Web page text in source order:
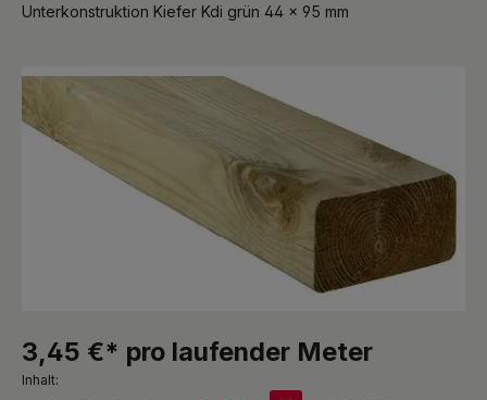
Unterkonstruktion Kiefer Kdi grün 44 x 95 mm
Bildergalerie überspringen
3,45 €* pro laufender Meter
Inhalt: